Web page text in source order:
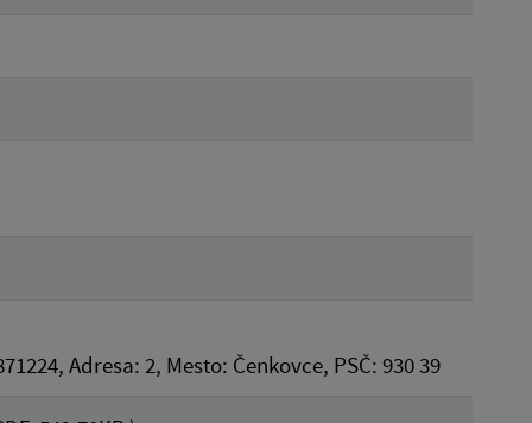
Adresa: 2, Mesto: Čenkovce, PSČ: 930 39